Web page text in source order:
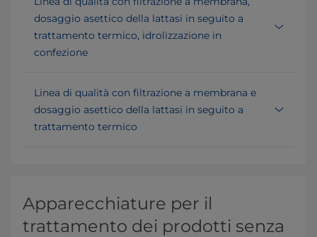
dosaggio asettico della lattasi in seguito a
trattamento termico, idrolizzazione in
confezione
Linea di qualità con filtrazione a membrana e
dosaggio asettico della lattasi in seguito a
trattamento termico
Apparecchiature per il
trattamento dei prodotti senza